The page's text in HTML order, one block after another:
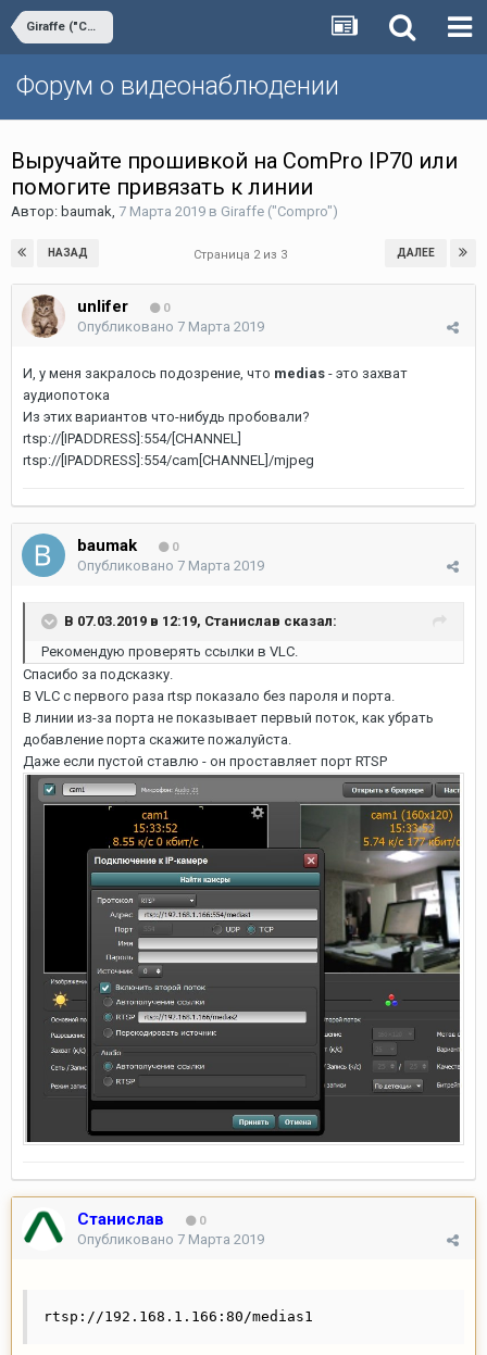
Giraffe ("Compro")
Форум о видеонаблюдении
Выручайте прошивкой на ComPro IP70 или
помогите привязать к линии
Автор: baumak, 7 Марта 2019 в Giraffe ("Compro")
НАЗАД ДАЛЕЕ
Страница 2 из 3
unlifer 0
Опубликовано 7 Марта 2019
И, у меня закралось подозрение, что medias - это захват
аудиопотока
Из этих вариантов что-нибудь пробовали?
rtsp://[IPADDRESS]:554/[CHANNEL]
rtsp://[IPADDRESS]:554/cam[CHANNEL]/mjpeg
baumak 0
Опубликовано 7 Марта 2019
В 07.03.2019 в 12:19, Станислав сказал:
Рекомендую проверять ссылки в VLC.
Спасибо за подсказку.
В VLC с первого раза rtsp показало без пароля и порта.
В линии из-за порта не показывает первый поток, как убрать
добавление порта скажите пожалуйста.
Даже если пустой ставлю - он проставляет порт RTSP
Станислав 0
Опубликовано 7 Марта 2019
rtsp://192.168.1.166:80/medias1